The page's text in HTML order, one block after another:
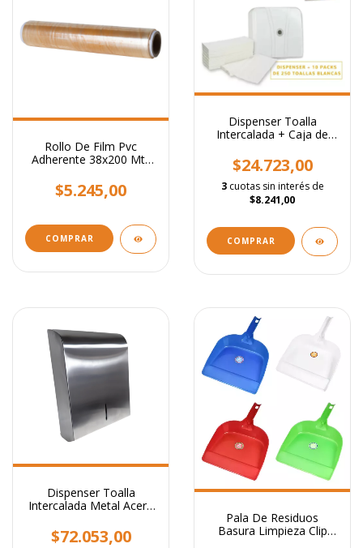
Rollo De Film Pvc
Adherente 38x200 Mts
$5.245,00
COMPRAR
Dispenser Toalla
Intercalada + Caja de
$24.723,00
3 cuotas sin interés de
$8.241,00
Dispenser Toalla
Intercalada Metal Acero
$72.053,00
Pala De Residuos
Basura Limpieza Clip